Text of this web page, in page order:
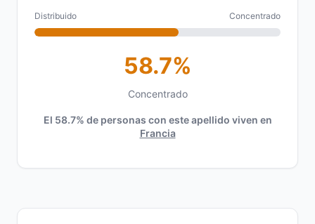
Distribuido Concentrado
58.7%
Concentrado
El 58.7% de personas con este apellido viven en
Francia